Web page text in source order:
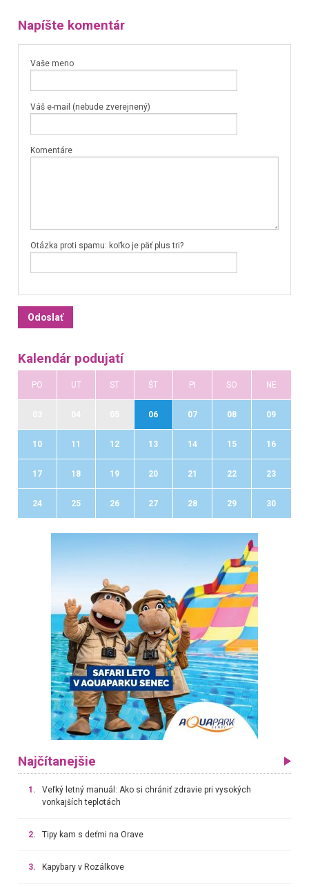
Napíšte komentár
Vaše meno
Váš e-mail (nebude zverejnený)
Komentáre
Otázka proti spamu: koľko je päť plus tri?
Kalendár podujatí
PO UT ST ŠT PI SO NE
06 07 08 09
10 11 12 13 14 15 16
17 18 19 20 21 22 23
24 25 26 27 28 29 30
Najčítanejšie
1.
Veľký letný manuál: Ako si chrániť zdravie pri vysokých
vonkajších teplotách
2. Tipy kam s deťmi na Orave
3. Kapybary v Rozálkove